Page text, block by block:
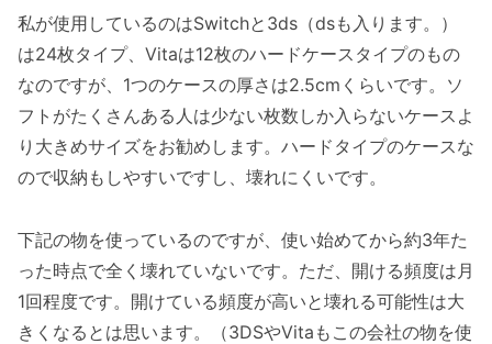
私が使用しているのはSwitchと3ds（dsも入ります。）
は24枚タイプ、Vitaは12枚のハードケースタイプのもの
なのですが、1つのケースの厚さは2.5cmくらいです。ソ
フトがたくさんある人は少ない枚数しか入らないケースよ
り大きめサイズをお勧めします。ハードタイプのケースな
ので収納もしやすいですし、壊れにくいです。
下記の物を使っているのですが、使い始めてから約3年た
った時点で全く壊れていないです。ただ、開ける頻度は月
1回程度です。開けている頻度が高いと壊れる可能性は大
きくなるとは思います。（3DSやVitaもこの会社の物を使